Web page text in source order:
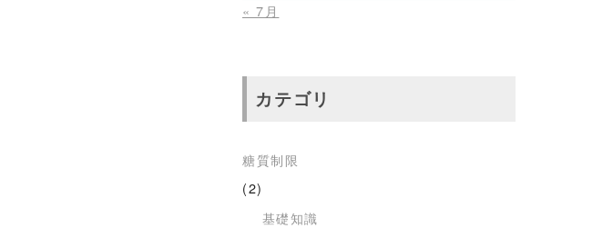
« 7月
カテゴリ
糖質制限
(2)
基礎知識